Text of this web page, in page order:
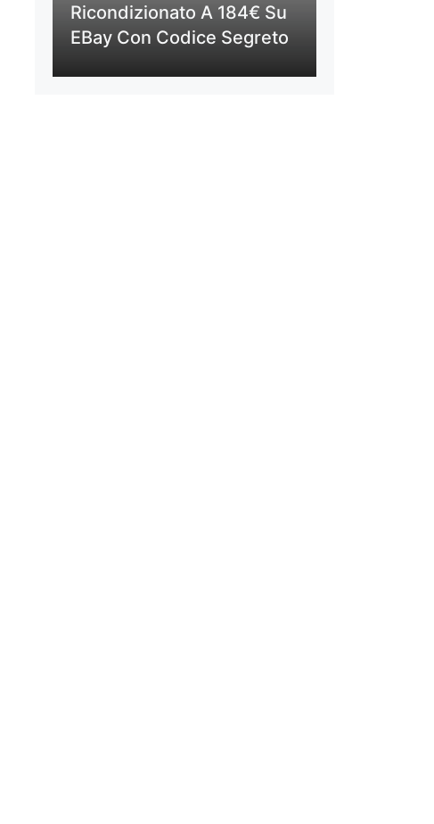
Ricondizionato A 184€ Su
EBay Con Codice Segreto